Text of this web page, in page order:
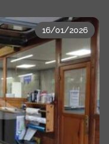
16/01/2026